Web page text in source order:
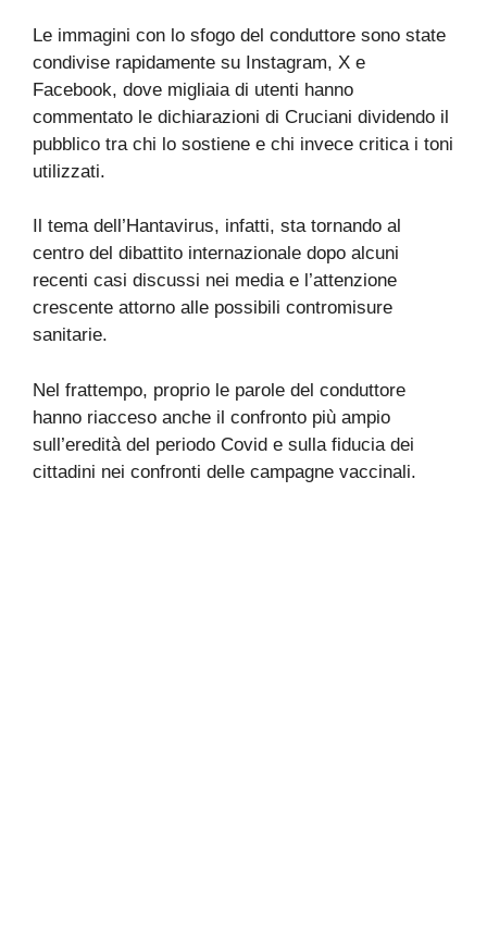
Le immagini con lo sfogo del conduttore sono state
condivise rapidamente su Instagram, X e
Facebook, dove migliaia di utenti hanno
commentato le dichiarazioni di Cruciani dividendo il
pubblico tra chi lo sostiene e chi invece critica i toni
utilizzati.
Il tema dell’Hantavirus, infatti, sta tornando al
centro del dibattito internazionale dopo alcuni
recenti casi discussi nei media e l’attenzione
crescente attorno alle possibili contromisure
sanitarie.
Nel frattempo, proprio le parole del conduttore
hanno riacceso anche il confronto più ampio
sull’eredità del periodo Covid e sulla fiducia dei
cittadini nei confronti delle campagne vaccinali.